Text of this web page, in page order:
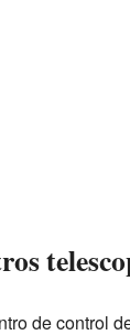
de control